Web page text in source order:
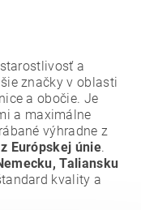
a
značky v oblasti
a obočie. Je
a maximálne
výhradne z
Európskej únie.
Taliansku
kvality a